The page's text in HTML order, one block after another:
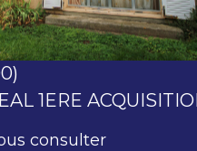
1ERE
consulter